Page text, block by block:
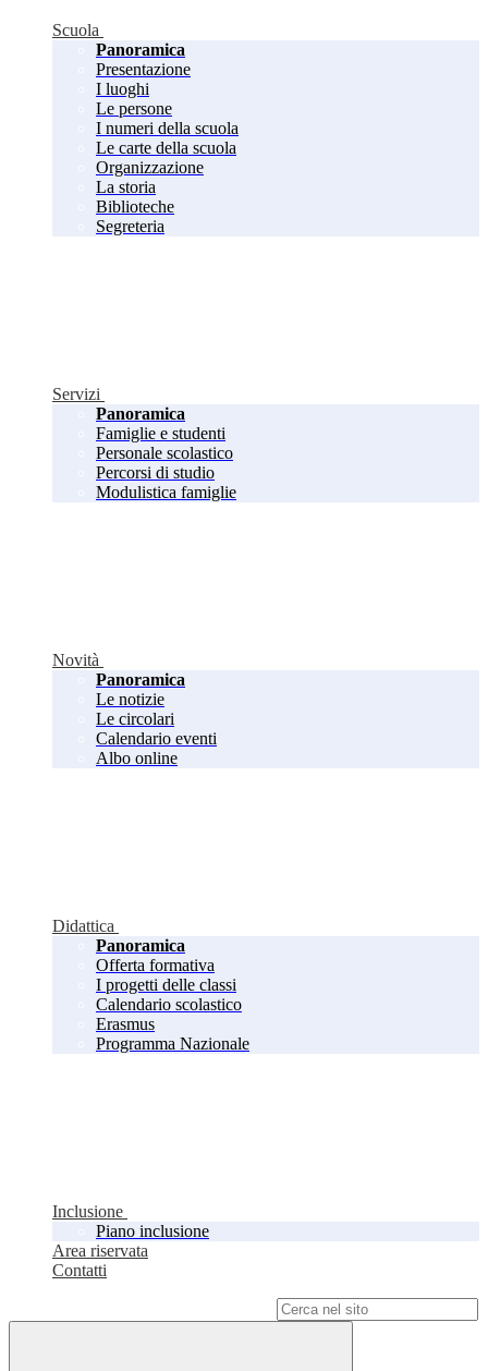
Scuola
Panoramica
Presentazione
I luoghi
Le persone
I numeri della scuola
Le carte della scuola
Organizzazione
La storia
Biblioteche
Segreteria
Servizi
Panoramica
Famiglie e studenti
Personale scolastico
Percorsi di studio
Modulistica famiglie
Novità
Panoramica
Le notizie
Le circolari
Calendario eventi
Albo online
Didattica
Panoramica
Offerta formativa
I progetti delle classi
Calendario scolastico
Erasmus
Programma Nazionale
Inclusione
Piano inclusione
Area riservata
Contatti